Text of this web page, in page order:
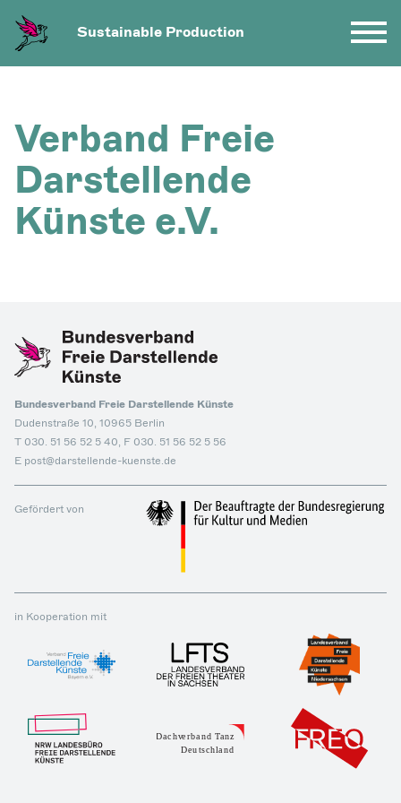
Sustainable Production
Verband Freie
Darstellende
Künste e.V.
Bundesverband Freie Darstellende Künste
Dudenstraße 10, 10965 Berlin
T 030. 51 56 52 5 40, F 030. 51 56 52 5 56
E post@darstellende-kuenste.de
Gefördert von
in Kooperation mit